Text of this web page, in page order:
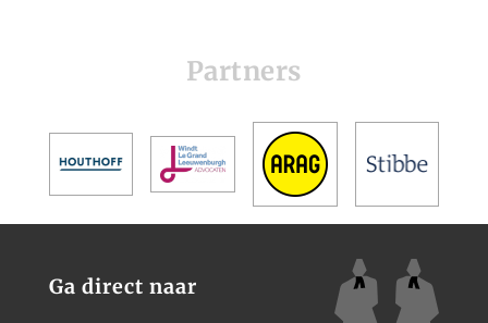
Partners
Ga direct naar